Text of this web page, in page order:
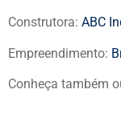
Construtora: ABC
Empreendimento:
Conheça também